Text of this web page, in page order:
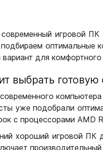
современный игровой
оптимальные
для
выбрать
уже подобрали
с процессорами AMD
хороший игровой ПК